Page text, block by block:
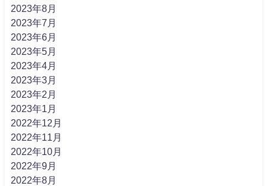
2023年8月
2023年7月
2023年6月
2023年5月
2023年4月
2023年3月
2023年2月
2023年1月
2022年12月
2022年11月
2022年10月
2022年9月
2022年8月